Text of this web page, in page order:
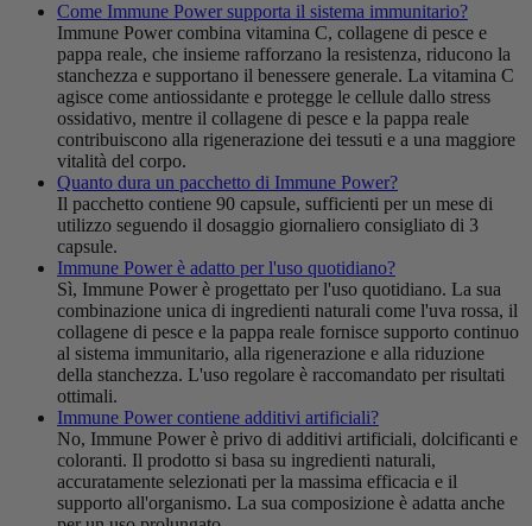
Come Immune Power supporta il sistema immunitario?
Immune Power combina vitamina C, collagene di pesce e
pappa reale, che insieme rafforzano la resistenza, riducono la
stanchezza e supportano il benessere generale. La vitamina C
agisce come antiossidante e protegge le cellule dallo stress
ossidativo, mentre il collagene di pesce e la pappa reale
contribuiscono alla rigenerazione dei tessuti e a una maggiore
vitalità del corpo.
Quanto dura un pacchetto di Immune Power?
Il pacchetto contiene 90 capsule, sufficienti per un mese di
utilizzo seguendo il dosaggio giornaliero consigliato di 3
capsule.
Immune Power è adatto per l'uso quotidiano?
Sì, Immune Power è progettato per l'uso quotidiano. La sua
combinazione unica di ingredienti naturali come l'uva rossa, il
collagene di pesce e la pappa reale fornisce supporto continuo
al sistema immunitario, alla rigenerazione e alla riduzione
della stanchezza. L'uso regolare è raccomandato per risultati
ottimali.
Immune Power contiene additivi artificiali?
No, Immune Power è privo di additivi artificiali, dolcificanti e
coloranti. Il prodotto si basa su ingredienti naturali,
accuratamente selezionati per la massima efficacia e il
supporto all'organismo. La sua composizione è adatta anche